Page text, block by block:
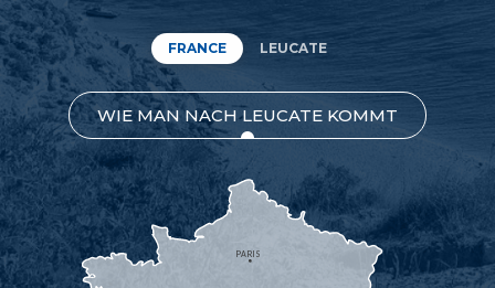
FRANCE LEUCATE
WIE MAN NACH LEUCATE KOMMT
PARIS